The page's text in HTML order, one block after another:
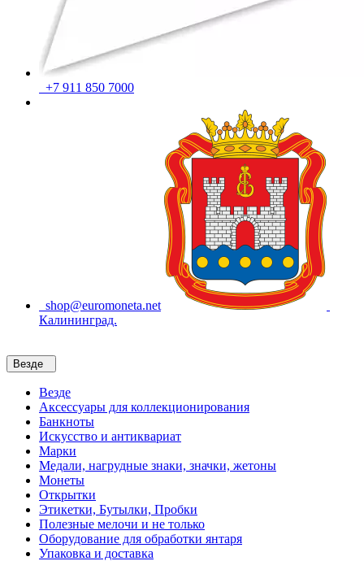
+7 911 850 7000
shop@euromoneta.net
Калининград.
Везде
Везде
Аксессуары для коллекционирования
Банкноты
Искусство и антиквариат
Марки
Медали, нагрудные знаки, значки, жетоны
Монеты
Открытки
Этикетки, Бутылки, Пробки
Полезные мелочи и не только
Оборудование для обработки янтаря
Упаковка и доставка